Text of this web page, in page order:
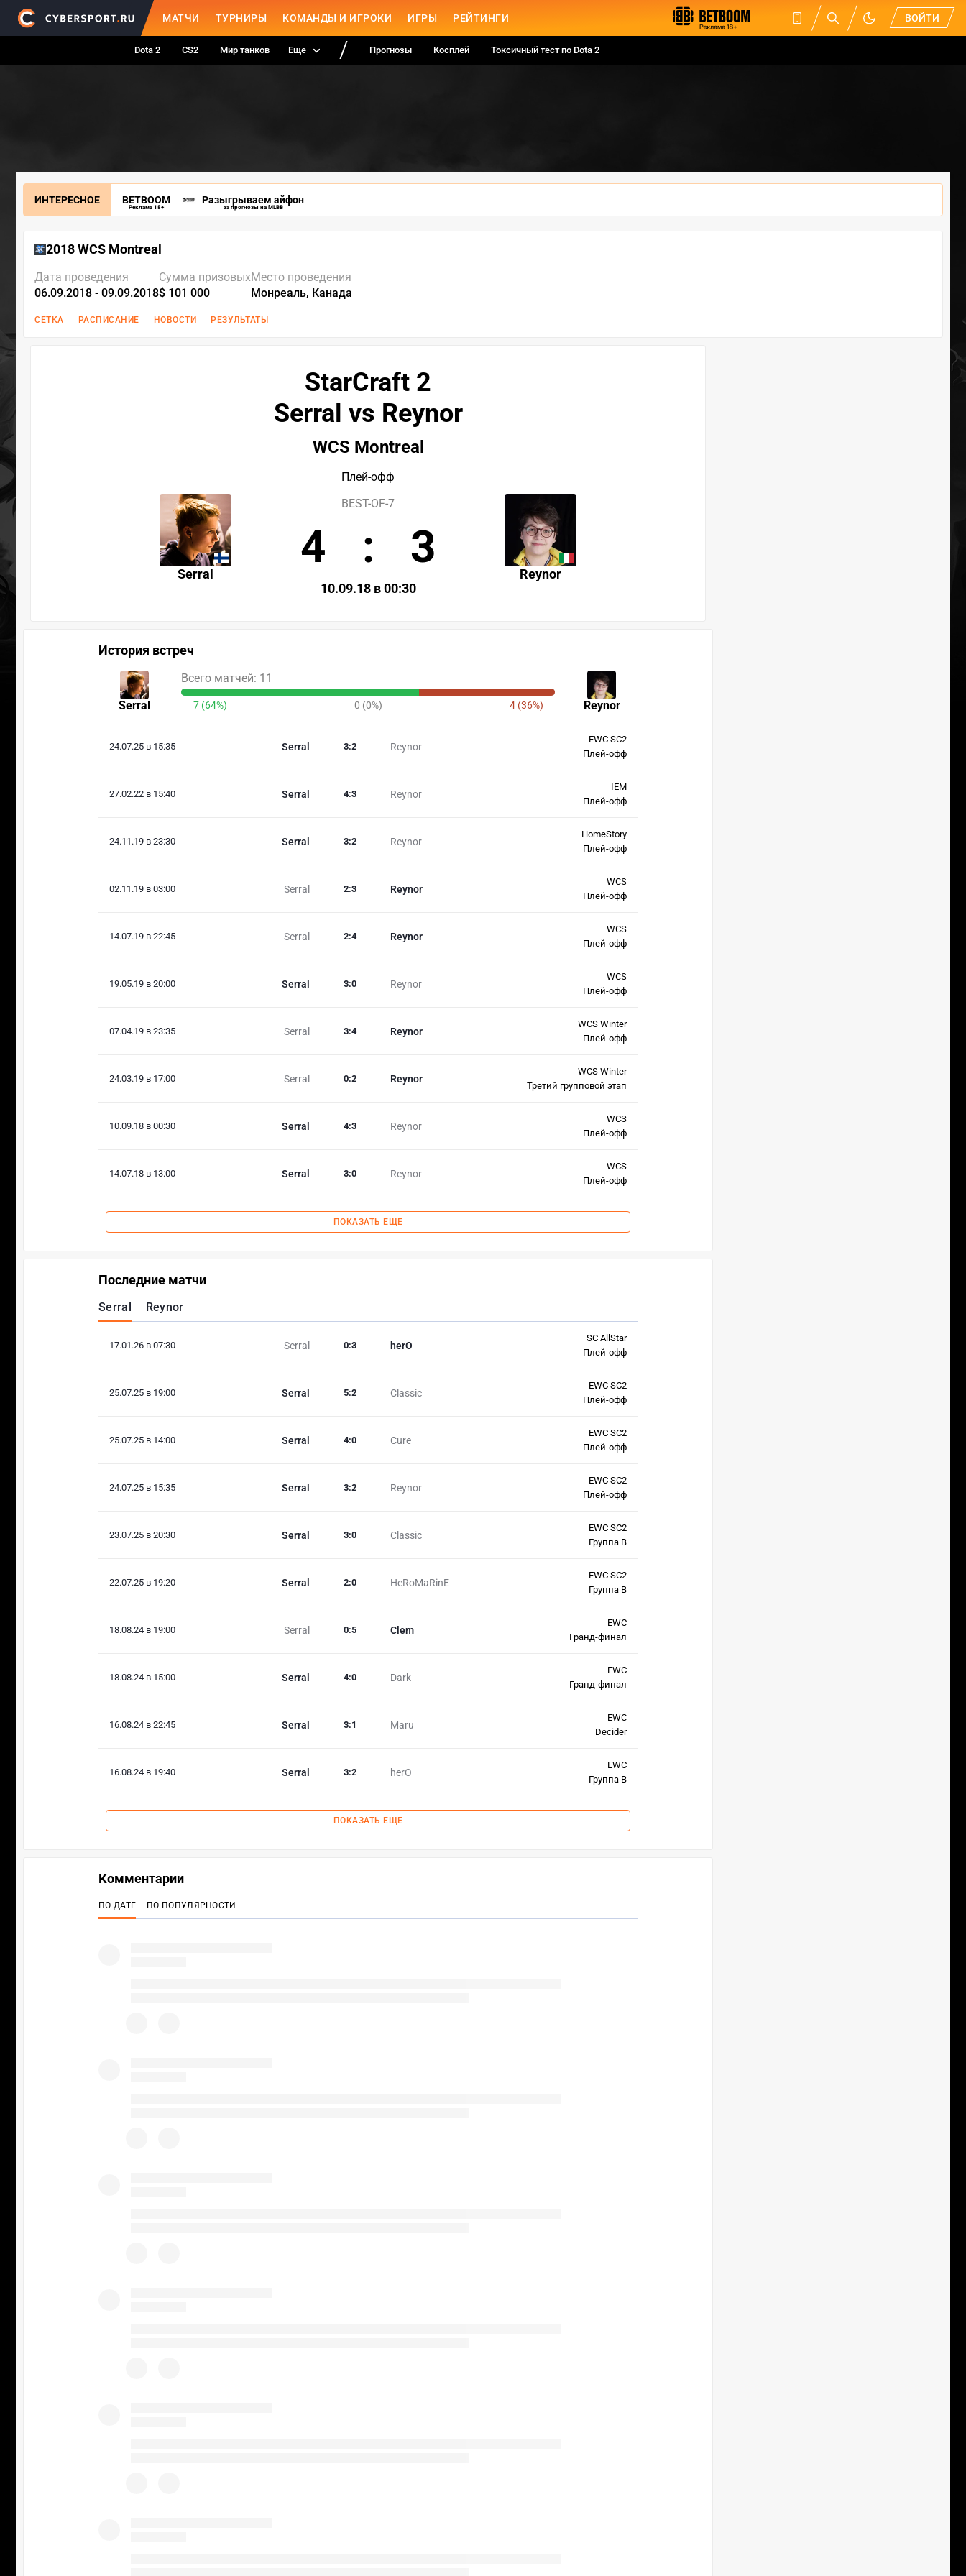
МАТЧИ ТУРНИРЫ КОМАНДЫ И ИГРОКИ ИГРЫ РЕЙТИНГИ ВОЙТИ
Dota 2 CS2 Мир танков Еще Прогнозы Косплей Токсичный тест по Dota 2
ИНТЕРЕСНОЕ BETBOOM
Реклама 18+
Разыгрываем айфон
за прогнозы на MLBB
2018 WCS Montreal
Дата проведения
06.09.2018 - 09.09.2018
Сумма призовых
$ 101 000
Место проведения
Монреаль, Канада
СЕТКА РАСПИСАНИЕ НОВОСТИ РЕЗУЛЬТАТЫ
StarCraft 2
Serral vs Reynor
WCS Montreal
Плей-офф
Serral Reynor
BEST-OF-7
4 : 3
10.09.18 в 00:30
История встреч
Serral Reynor
Всего матчей: 11
7 (64%) 0 (0%) 4 (36%)
24.07.25 в 15:35 Serral Reynor
3:2
EWC SC2
Плей-офф
27.02.22 в 15:40 Serral Reynor
4:3
IEM
Плей-офф
24.11.19 в 23:30 Serral Reynor
3:2
HomeStory
Плей-офф
02.11.19 в 03:00 Serral Reynor
2:3
WCS
Плей-офф
14.07.19 в 22:45 Serral Reynor
2:4
WCS
Плей-офф
19.05.19 в 20:00 Serral Reynor
3:0
WCS
Плей-офф
07.04.19 в 23:35 Serral Reynor
3:4
WCS Winter
Плей-офф
24.03.19 в 17:00 Serral Reynor
0:2
WCS Winter
Третий групповой этап
10.09.18 в 00:30 Serral Reynor
4:3
WCS
Плей-офф
14.07.18 в 13:00 Serral Reynor
3:0
WCS
Плей-офф
ПОКАЗАТЬ ЕЩЕ
Последние матчи
Serral Reynor
17.01.26 в 07:30 Serral herO
0:3
SC AllStar
Плей-офф
25.07.25 в 19:00 Serral Classic
5:2
EWC SC2
Плей-офф
25.07.25 в 14:00 Serral Cure
4:0
EWC SC2
Плей-офф
24.07.25 в 15:35 Serral Reynor
3:2
EWC SC2
Плей-офф
23.07.25 в 20:30 Serral Classic
3:0
EWC SC2
Группа В
22.07.25 в 19:20 Serral HeRoMaRinE
2:0
EWC SC2
Группа В
18.08.24 в 19:00 Serral Clem
0:5
EWC
Гранд-финал
18.08.24 в 15:00 Serral Dark
4:0
EWC
Гранд-финал
16.08.24 в 22:45 Serral Maru
3:1
EWC
Decider
16.08.24 в 19:40 Serral herO
3:2
EWC
Группа B
ПОКАЗАТЬ ЕЩЕ
Комментарии
ПО ДАТЕ ПО ПОПУЛЯРНОСТИ